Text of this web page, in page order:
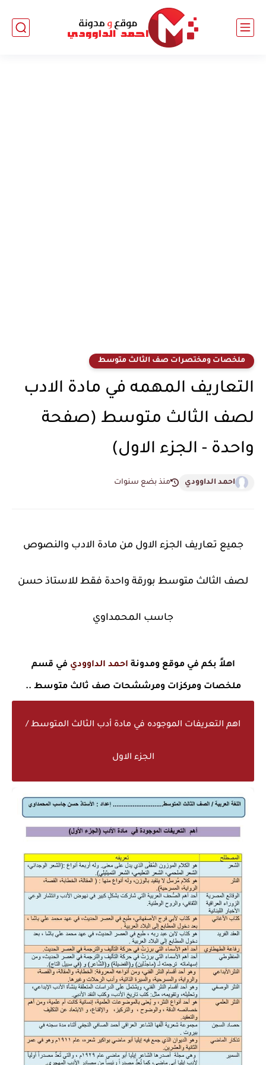
ملخصات ومختصرات صف الثالث متوسط
التعاريف المهمه في مادة الادب
لصف الثالث متوسط (صفحة
واحدة - الجزء الاول)
احمد الداوودي منذ بضع سنوات
جميع تعاريف الجزء الاول من مادة الادب والنصوص
لصف الثالث متوسط بورقة واحدة فقط للاستاذ حسن
جاسب المحمداوي
اهلاً بكم في موقع ومدونة احمد الداوودي في قسم
ملخصات ومركزات ومرششحات صف ثالث متوسط ..
اهم التعريفات الموجوده في مادة أدب الثالث المتوسط /
الجزء الاول